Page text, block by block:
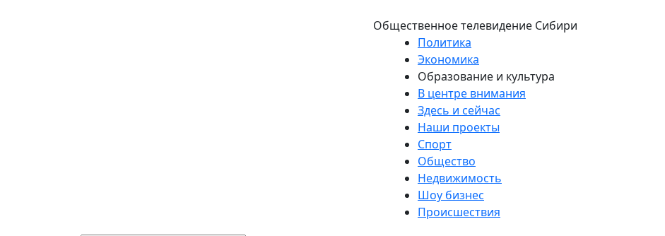
Общественное телевидение Сибири
Политика
Экономика
Образование и культура
В центре внимания
Здесь и сейчас
Наши проекты
Спорт
Общество
Недвижимость
Шоу бизнес
Происшествия